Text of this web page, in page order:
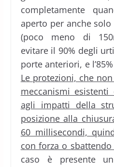
completamente
aperto per anche
(poco meno di
evitare il 90% degli
porte anteriori, e
Le protezioni, che
meccanismi
agli impatti della
posizione alla
60 millisecondi,
con forza o
caso è presente